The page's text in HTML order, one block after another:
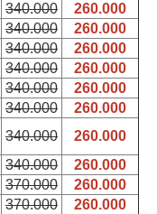
340.000
260.000
340.000
260.000
340.000
260.000
340.000
260.000
340.000
260.000
340.000
260.000
340.000
260.000
340.000
260.000
370.000
260.000
370.000
260.000